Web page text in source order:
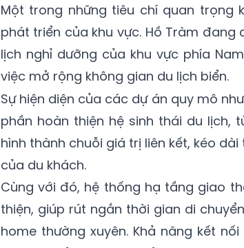
Một trong những tiêu chí quan trọng
phát triển của khu vực. Hồ Tràm
lịch nghỉ dưỡng của khu vực phía
việc mở rộng không gian du lịch biển.
Sự hiện diện của các dự án quy mô
phần hoàn thiện hệ sinh thái du lịch,
hình thành chuỗi giá trị liên kết, kéo
của du khách.
Cùng với đó, hệ thống hạ tầng giao
thiện, giúp rút ngắn thời gian di
home thường xuyên. Khả năng kết